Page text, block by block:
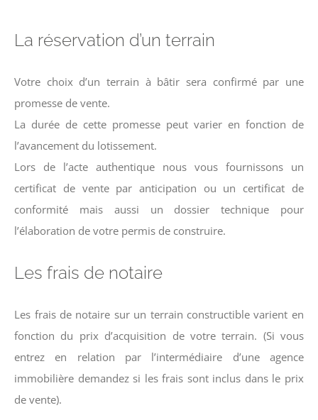
La réservation d’un terrain
Votre choix d’un terrain à bâtir sera confirmé par une
promesse de vente.
La durée de cette promesse peut varier en fonction de
l’avancement du lotissement.
Lors de l’acte authentique nous vous fournissons un
certificat de vente par anticipation ou un certificat de
conformité mais aussi un dossier technique pour
l’élaboration de votre permis de construire.
Les frais de notaire
Les frais de notaire sur un terrain constructible varient en
fonction du prix d’acquisition de votre terrain. (Si vous
entrez en relation par l’intermédiaire d’une agence
immobilière demandez si les frais sont inclus dans le prix
de vente).